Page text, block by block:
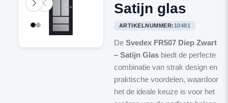
Satijn glas
ARTIKELNUMMER:10481
De Svedex FR507 Diep Zwart
– Satijn Glasbiedt de perfecte
combinatie van strak design en
praktische voordelen, waardoor
het de ideale keuze is voor het